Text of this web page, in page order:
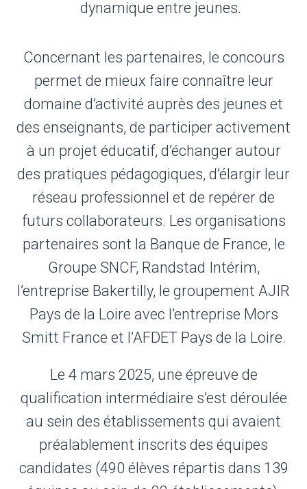
dynamique entre jeunes.
Concernant les partenaires, le concours
permet de mieux faire connaître leur
domaine d’activité auprès des jeunes et
des enseignants, de participer activement
à un projet éducatif, d’échanger autour
des pratiques pédagogiques, d’élargir leur
réseau professionnel et de repérer de
futurs collaborateurs. Les organisations
partenaires sont la Banque de France, le
Groupe SNCF, Randstad Intérim,
l’entreprise Bakertilly, le groupement AJIR
Pays de la Loire avec l’entreprise Mors
Smitt France et l’AFDET Pays de la Loire.
Le 4 mars 2025, une épreuve de
qualification intermédiaire s’est déroulée
au sein des établissements qui avaient
préalablement inscrits des équipes
candidates (490 élèves répartis dans 139